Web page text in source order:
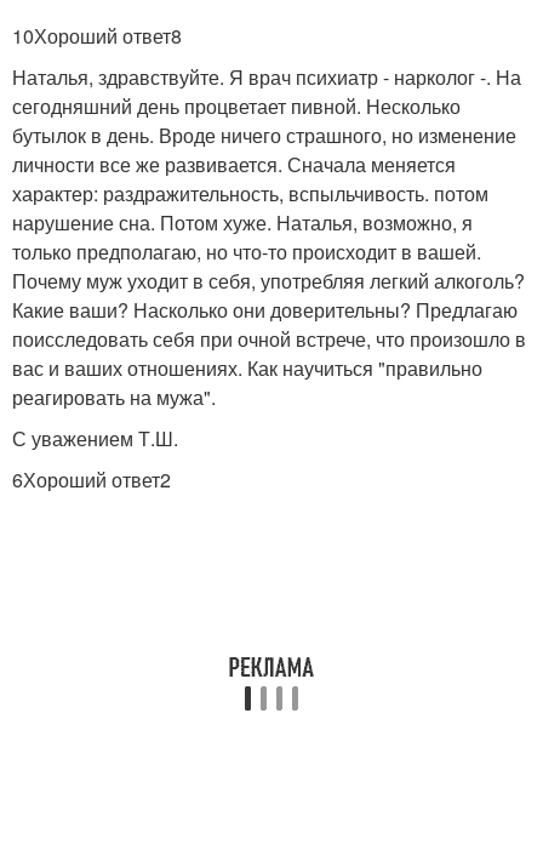
10Хороший ответ8
Наталья, здравствуйте. Я врач психиатр - нарколог -. На
сегодняшний день процветает пивной. Несколько
бутылок в день. Вроде ничего страшного, но изменение
личности все же развивается. Сначала меняется
характер: раздражительность, вспыльчивость. потом
нарушение сна. Потом хуже. Наталья, возможно, я
только предполагаю, но что-то происходит в вашей.
Почему муж уходит в себя, употребляя легкий алкоголь?
Какие ваши? Насколько они доверительны? Предлагаю
поисследовать себя при очной встрече, что произошло в
вас и ваших отношениях. Как научиться "правильно
реагировать на мужа".
С уважением Т.Ш.
6Хороший ответ2